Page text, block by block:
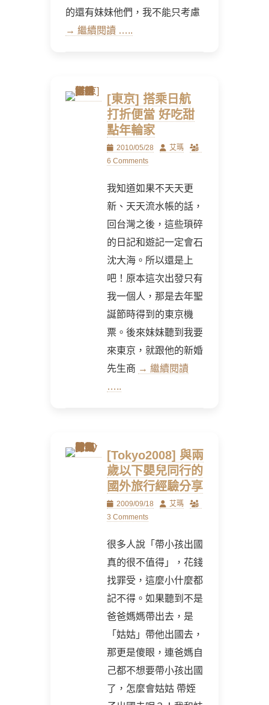
的還有妹妹他們，我不能只考慮
→ 繼續閱讀 …..
[東京] 搭乘日航
打折便當 好吃甜
點年輪家
Posted
on
2010/05/28 Author
艾瑪
6 Comments
我知道如果不天天更
新、天天流水帳的話，
回台灣之後，這些瑣碎
的日記和遊記一定會石
沈大海。所以還是上
吧！原本這次出發只有
我一個人，那是去年聖
誕節時得到的東京機
票。後來妹妹聽到我要
來東京，就跟他的新婚
先生商 → 繼續閱讀
…..
[Tokyo2008] 與兩
歲以下嬰兒同行的
國外旅行經驗分享
Posted
on
2009/09/18 Author
艾瑪
3 Comments
很多人說「帶小孩出國
真的很不值得」，花錢
找罪受，這麼小什麼都
記不得。如果聽到不是
爸爸媽媽帶出去，是
「姑姑」帶他出國去，
那更是傻眼，連爸媽自
己都不想要帶小孩出國
了，怎麼會姑姑 帶姪